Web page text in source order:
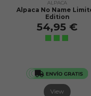
ALPACA
Alpaca No Name
Edition
54,95 €
View